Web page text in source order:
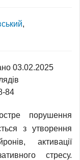
,
03.02.2025
84
порушення
з утворення
активації
стресу.